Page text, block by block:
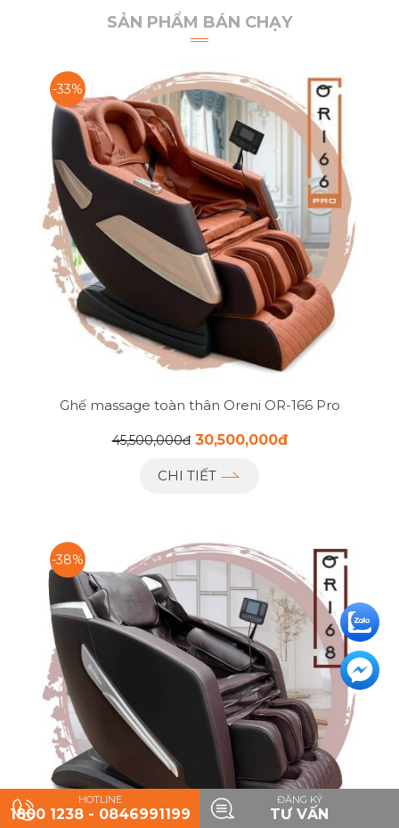
SẢN PHẨM BÁN CHẠY
-33%
Ghế massage toàn thân Oreni OR-166 Pro
45,500,000đ 30,500,000đ
CHI TIẾT
-38%
HOTLINE
1800 1238 - 0846991199
ĐĂNG KÝ
TƯ VẤN